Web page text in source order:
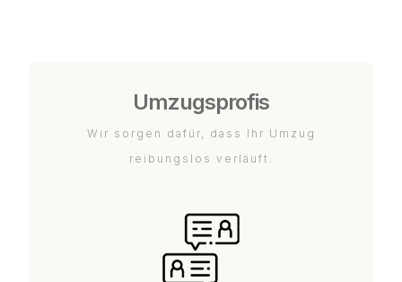
Umzugsprofis
Wir sorgen dafür, dass Ihr Umzug
reibungslos verläuft.